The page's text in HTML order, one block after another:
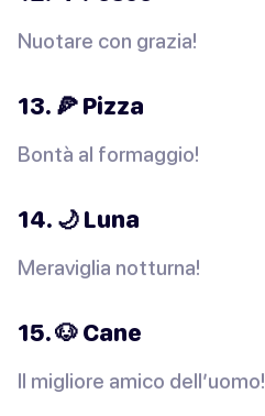
Nuotare con grazia!
13. 🍕 Pizza
Bontà al formaggio!
14. 🌙 Luna
Meraviglia notturna!
15. 🐶 Cane
Il migliore amico dell’uomo!